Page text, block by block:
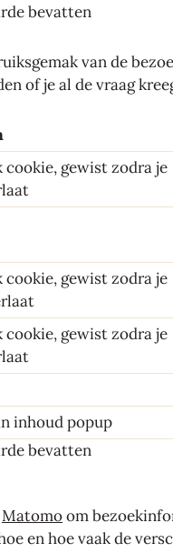
bevatten
van de
of je al de vraag
gewist zodra je
gewist zodra je
gewist zodra je
inhoud popup
bevatten
Matomoom
en hoe vaak de